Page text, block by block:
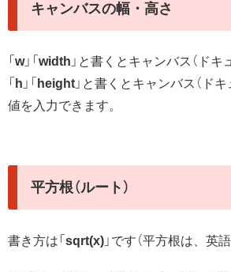
キャンバスの幅・高さ
「 w」「 width 」と書くとキャンバス（ドキ
「 h 」「 height 」と書くとキャンバス（ド
値を入力できます。
平方根（ルート）
書き方は「 sqrt(x) 」です （平方根は、英